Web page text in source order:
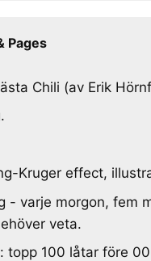
Pages
Chili (av Erik
Kruger effect,
- varje morgon, fem
veta.
topp 100 låtar före